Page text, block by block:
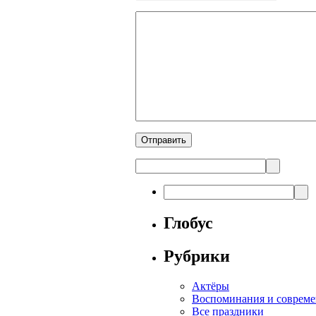
Глобус
Рубрики
Актёры
Воспоминания и
Все праздники